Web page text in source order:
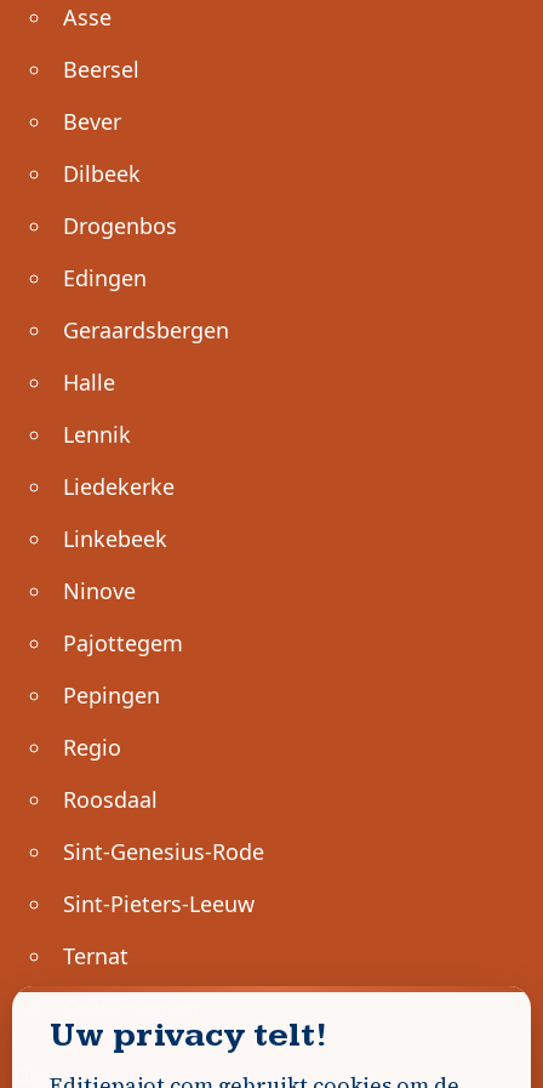
Asse
Beersel
Bever
Dilbeek
Drogenbos
Edingen
Geraardsbergen
Halle
Lennik
Liedekerke
Linkebeek
Ninove
Pajottegem
Pepingen
Regio
Roosdaal
Sint-Genesius-Rode
Sint-Pieters-Leeuw
Ternat
Geen advertenties gevonden.
Uw privacy telt!